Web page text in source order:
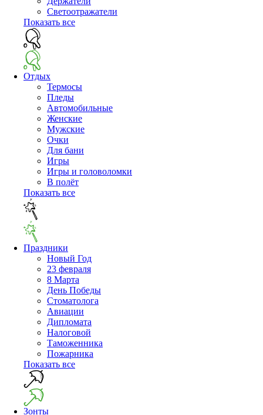
Светоотражатели
Показать все
Отдых
Термосы
Пледы
Автомобильные
Женские
Мужские
Очки
Для бани
Игры
Игры и головоломки
В полёт
Показать все
Праздники
Новый Год
23 февраля
8 Марта
День Победы
Cтоматолога
Авиации
Дипломата
Налоговой
Таможенника
Пожарника
Показать все
Зонты